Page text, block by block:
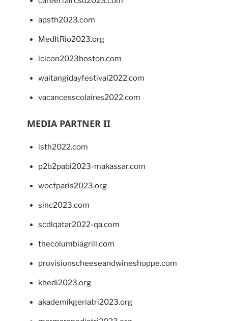
apsth2023.com
MedItRio2023.org
lcicon2023boston.com
waitangidayfestival2022.com
vacancesscolaires2022.com
MEDIA PARTNER II
isth2022.com
p2b2pabi2023-makassar.com
wocfparis2023.org
sinc2023.com
scdlqatar2022-qa.com
thecolumbiagrill.com
provisionscheeseandwineshoppe.com
khedi2023.org
akademikgeriatri2023.org